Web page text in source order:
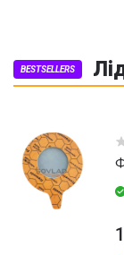
BESTSELLERS